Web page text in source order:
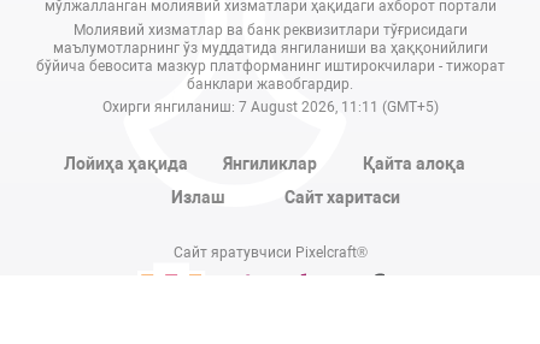
мўлжалланган молиявий хизматлари ҳақидаги ахборот портали
Молиявий хизматлар ва банк реквизитлари тўғрисидаги
маълумотларнинг ўз муддатида янгиланиши ва ҳаққонийлиги
бўйича бевосита мазкур платформанинг иштирокчилари - тижорат
банклари жавобгардир.
Охирги янгиланиш: 7 August 2026, 11:11 (GMT+5)
Лойиҳа ҳақида Янгиликлар
Қайта алоқа
Излаш
Сайт харитаси
Сайт яратувчиси Pixelcraft®